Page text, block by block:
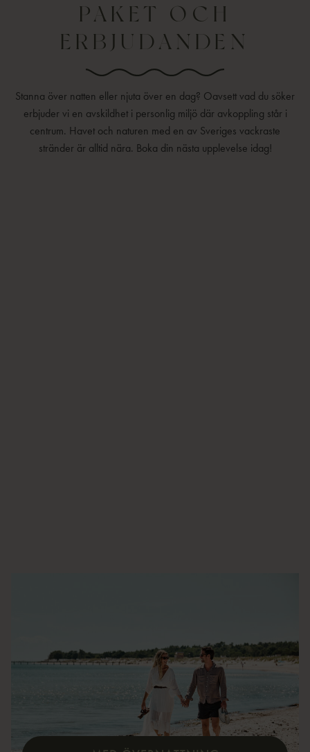
PAKET OCH
ERBJUDANDEN
Stanna över natten eller njuta över en dag? Oavsett vad du söker
erbjuder vi en avskildhet i personlig miljö där avkoppling står i
centrum. Havet och naturen med en av Sveriges vackraste
stränder är alltid nära. Boka din nästa upplevelse idag!